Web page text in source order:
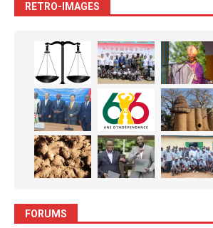
RETRO-IMAGES
FORUMS